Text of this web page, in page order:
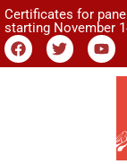
Certificates for
starting November